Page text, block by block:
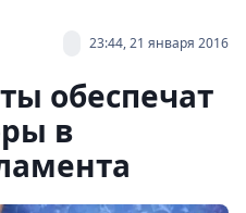
23:44, 21 января 2016
обеспечат
в